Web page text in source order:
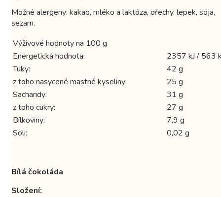
Možné alergeny: kakao, mléko a laktóza, ořechy, lepek, sója,
sezam.
Výživové hodnoty na 100 g
Energetická hodnota:
2357 kJ / 563
Tuky:
42 g
z toho nasycené mastné kyseliny:
25 g
Sacharidy:
31 g
z toho cukry:
27 g
Bílkoviny:
7,9 g
Soli:
0,02 g
Bílá čokoláda
Složení: